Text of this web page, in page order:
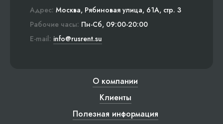
Адрес: Москва, Рябиновая улица, 61А, стр. 3
Рабочие часы: Пн-Сб, 09:00-20:00
E-mail: info@rusrent.su
О компании
Клиенты
Полезная информация